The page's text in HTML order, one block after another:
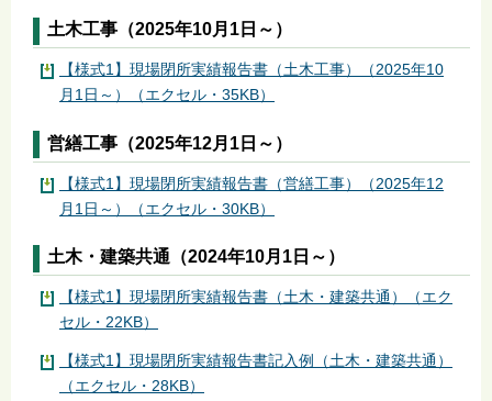
土木工事（2025年10月1日～）
【様式1】現場閉所実績報告書（土木工事）（2025年10
月1日～）（エクセル・35KB）
営繕工事（2025年12月1日～）
【様式1】現場閉所実績報告書（営繕工事）（2025年12
月1日～）（エクセル・30KB）
土木・建築共通（2024年10月1日～）
【様式1】現場閉所実績報告書（土木・建築共通）（エク
セル・22KB）
【様式1】現場閉所実績報告書記入例（土木・建築共通）
（エクセル・28KB）